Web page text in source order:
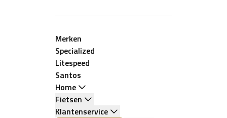
Merken
Specialized
Litespeed
Santos
Home
Fietsen
Klantenservice